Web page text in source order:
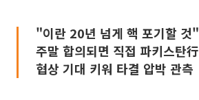
"이란 20년 넘게 핵 포기할 것"
주말 합의되면 직접 파키스탄行
협상 기대 키워 타결 압박 관측